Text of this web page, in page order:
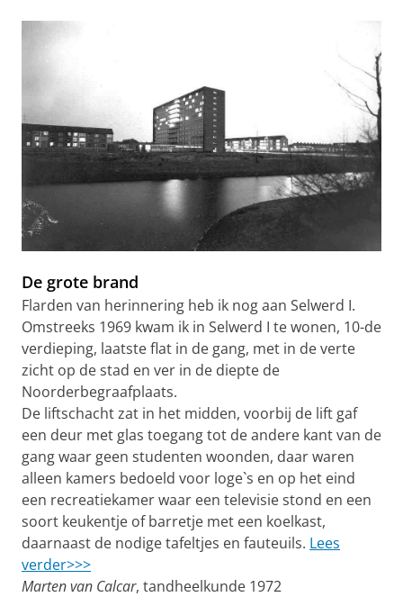
De grote brand
Flarden van herinnering heb ik nog aan Selwerd I.
Omstreeks 1969 kwam ik in Selwerd I te wonen, 10-de
verdieping, laatste flat in de gang, met in de verte
zicht op de stad en ver in de diepte de
Noorderbegraafplaats.
De liftschacht zat in het midden, voorbij de lift gaf
een deur met glas toegang tot de andere kant van de
gang waar geen studenten woonden, daar waren
alleen kamers bedoeld voor loge`s en op het eind
een recreatiekamer waar een televisie stond en een
soort keukentje of barretje met een koelkast,
daarnaast de nodige tafeltjes en fauteuils. Lees
verder>>>
Marten van Calcar, tandheelkunde 1972